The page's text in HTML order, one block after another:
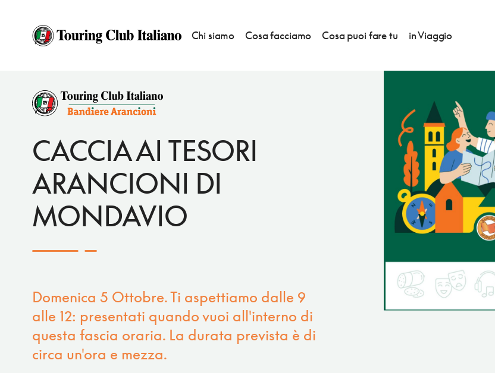
Chi siamo Cosa facciamo Cosa puoi fare tu in Viaggio
CACCIA AI TESORI
ARANCIONI DI
MONDAVIO
Domenica 5 Ottobre. Ti aspettiamo dalle 9
alle 12: presentati quando vuoi all'interno di
questa fascia oraria. La durata prevista è di
circa un'ora e mezza.